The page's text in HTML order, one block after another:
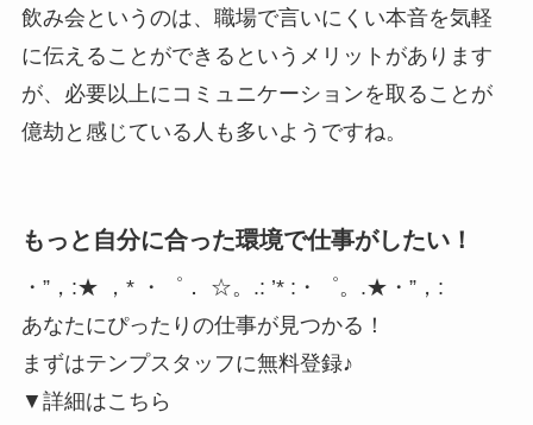
飲み会というのは、職場で言いにくい本音を気軽
に伝えることができるというメリットがあります
が、必要以上にコミュニケーションを取ることが
億劫と感じている人も多いようですね。
もっと自分に合った環境で仕事がしたい！
・”，:★ ，* ・゜． ☆。.: ’* :・゜。.★・”，:
あなたにぴったりの仕事が見つかる！
まずはテンプスタッフに無料登録♪
▼詳細はこちら